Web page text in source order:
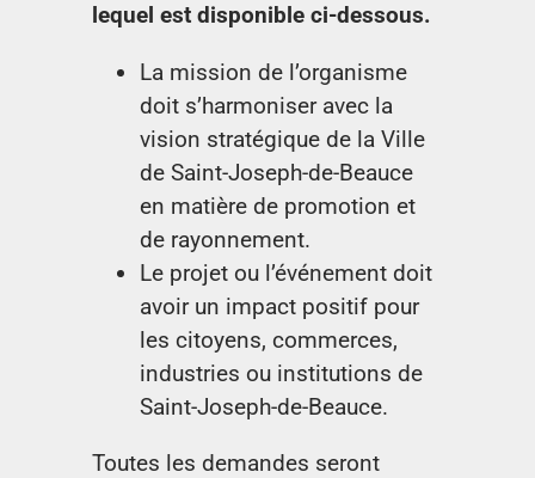
lequel est disponible ci-dessous.
La mission de l’organisme
doit s’harmoniser avec la
vision stratégique de la Ville
de Saint-Joseph-de-Beauce
en matière de promotion et
de rayonnement.
Le projet ou l’événement doit
avoir un impact positif pour
les citoyens, commerces,
industries ou institutions de
Saint-Joseph-de-Beauce.
Toutes les demandes seront